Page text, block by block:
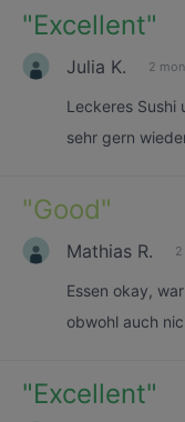
"Excellent"
Julia K. 2
Leckeres Sushi
sehr gern
"Good"
Mathias R.
Essen okay,
obwohl auch
"Excellent"